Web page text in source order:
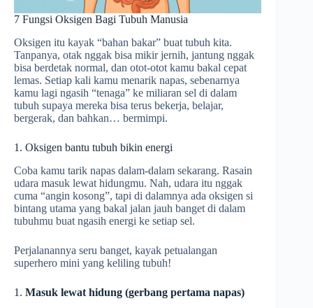
7 Fungsi Oksigen Bagi Tubuh Manusia
Oksigen itu kayak “bahan bakar” buat tubuh kita.
Tanpanya, otak nggak bisa mikir jernih, jantung nggak
bisa berdetak normal, dan otot-otot kamu bakal cepat
lemas. Setiap kali kamu menarik napas, sebenarnya
kamu lagi ngasih “tenaga” ke miliaran sel di dalam
tubuh supaya mereka bisa terus bekerja, belajar,
bergerak, dan bahkan… bermimpi.
1. Oksigen bantu tubuh bikin energi
Coba kamu tarik napas dalam-dalam sekarang. Rasain
udara masuk lewat hidungmu. Nah, udara itu nggak
cuma “angin kosong”, tapi di dalamnya ada oksigen si
bintang utama yang bakal jalan jauh banget di dalam
tubuhmu buat ngasih energi ke setiap sel.
Perjalanannya seru banget, kayak petualangan
superhero mini yang keliling tubuh!
1. Masuk lewat hidung (gerbang pertama napas)